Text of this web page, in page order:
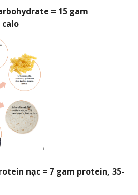
= 15 gam
calo
nạc = 7 gam protein, 35-